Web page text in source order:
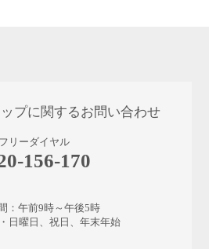
プに関するお問い合わせ
フリーダイヤル
156-170
：午前9時～午後5時
日曜日、祝日、年末年始